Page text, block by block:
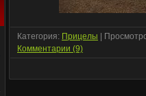
Категория: Прицелы |
Комментарии (9)